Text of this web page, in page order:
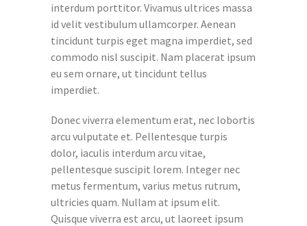
interdum porttitor. Vivamus ultrices massa
id velit vestibulum ullamcorper. Aenean
tincidunt turpis eget magna imperdiet, sed
commodo nisl suscipit. Nam placerat ipsum
eu sem ornare, ut tincidunt tellus
imperdiet.
Donec viverra elementum erat, nec lobortis
arcu vulputate et. Pellentesque turpis
dolor, iaculis interdum arcu vitae,
pellentesque suscipit lorem. Integer nec
metus fermentum, varius metus rutrum,
ultricies quam. Nullam at ipsum elit.
Quisque viverra est arcu, ut laoreet ipsum